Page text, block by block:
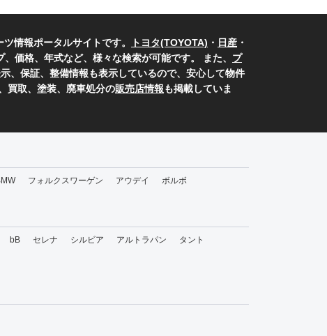
情報ポータルサイトです。 トヨタ(TOYOTA) ・ 日産 ・
価格、年式など、様々な検索が可能です。 また、 プ
、保証、整備情報も表示しているので、安心して物件
買取、塗装、廃車処分の販売店情報も掲載していま
フォルクスワーゲン アウデイ ボルボ
bB セレナ シルビア アルトラパン
タント